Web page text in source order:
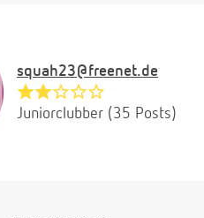
squah23@freenet.de
Juniorclubber (35 Posts)